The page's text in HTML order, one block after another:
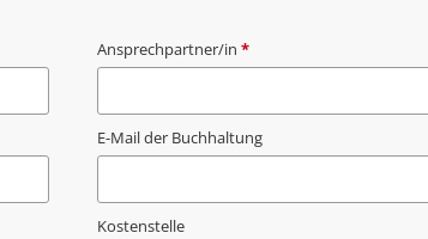
Ansprechpartner/in *
E-Mail der Buchhaltung
Kostenstelle